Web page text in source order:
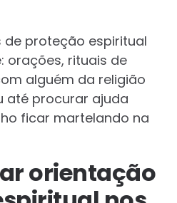
proteção espiritual
orações, rituais de
alguém da religião
até procurar ajuda
ficar martelando na
orientação